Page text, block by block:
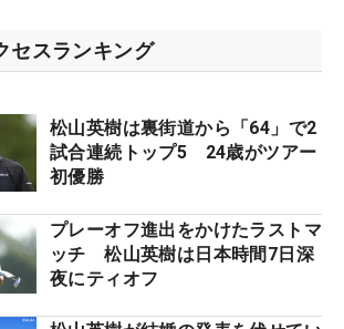
セスランキング
松山英樹は裏街道から「64」で2
試合連続トップ5 24歳がツアー
初優勝
プレーオフ進出をかけたラストマ
ッチ 松山英樹は日本時間7日深
夜にティオフ